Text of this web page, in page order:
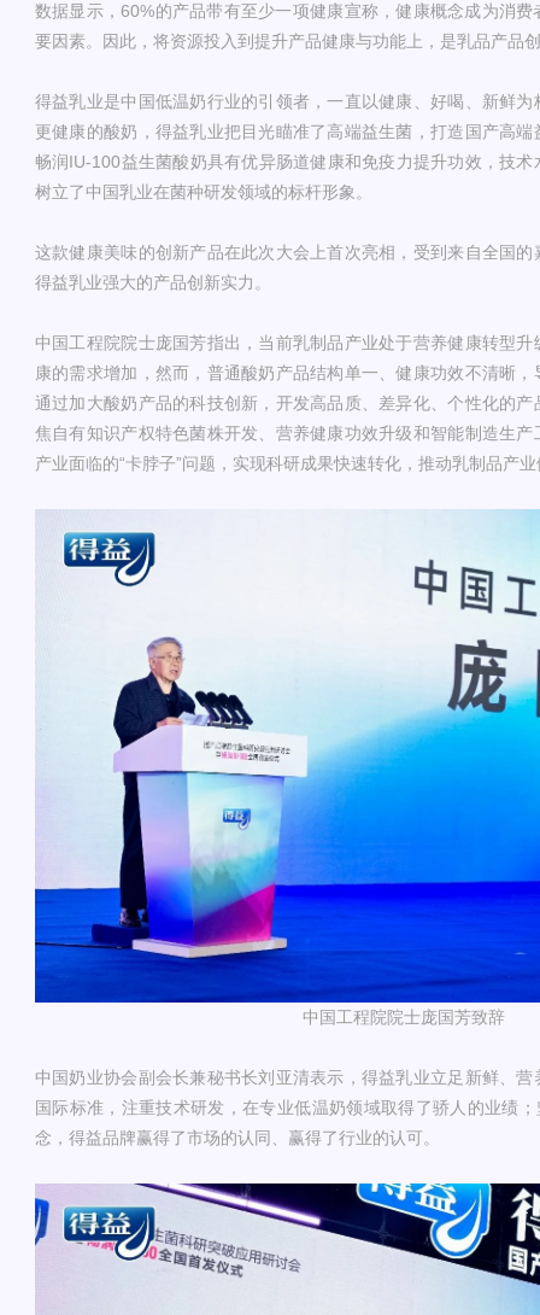
数据显示，60%的产品带有至少一项健康宣称，健康概念成为消
要因素。因此，将资源投入到提升产品健康与功能上，是乳品产品
得益乳业是中国低温奶行业的引领者，一直以健康、好喝、新鲜
更健康的酸奶，得益乳业把目光瞄准了高端益生菌，打造国产高
畅润IU-100益生菌酸奶具有优异肠道健康和免疫力提升功效，技
树立了中国乳业在菌种研发领域的标杆形象。
这款健康美味的创新产品在此次大会上首次亮相，受到来自全国
得益乳业强大的产品创新实力。
中国工程院院士庞国芳指出，当前乳制品产业处于营养健康转型
康的需求增加，然而，普通酸奶产品结构单一、健康功效不清晰
通过加大酸奶产品的科技创新，开发高品质、差异化、个性化的
焦自有知识产权特色菌株开发、营养健康功效升级和智能制造生
产业面临的“卡脖子”问题，实现科研成果快速转化，推动乳制品产
中国工程院院士庞国芳致辞
中国奶业协会副会长兼秘书长刘亚清表示，得益乳业立足新鲜、
国际标准，注重技术研发，在专业低温奶领域取得了骄人的业绩
念，得益品牌赢得了市场的认同、赢得了行业的认可。